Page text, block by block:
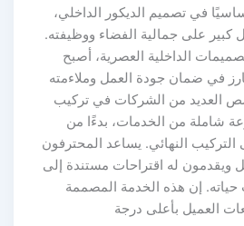
في تصميم الديكور الداخلي،
على جمالية الفضاء ووظيفته.
الداخلية العصرية، أصبح
بارز في ضمان جودة العمل وملاءمته
العديد من الشركات في تركيب
شاملة من الخدمات، بدءًا من
النهائي. يساعد المحترفون
ويقدمون له اقتراحات مستندة إلى
إن هذه الخدمة المصممة
العميل بأعلى درجة